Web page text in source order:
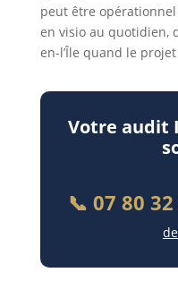
peut être opérationnel
en visio au quotidien,
en-l’Île quand le
Votre audit
📞 07 80 32